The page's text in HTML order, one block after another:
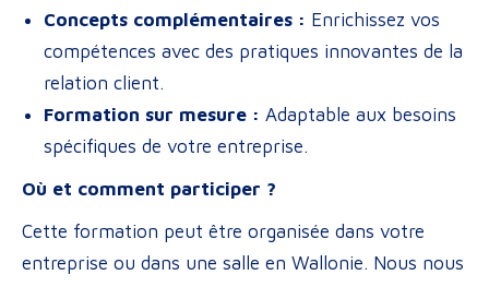
Concepts complémentaires : Enrichissez vos
compétences avec des pratiques innovantes de la
relation client.
Formation sur mesure : Adaptable aux besoins
spécifiques de votre entreprise.
Où et comment participer ?
Cette formation peut être organisée dans votre
entreprise ou dans une salle en Wallonie. Nous nous